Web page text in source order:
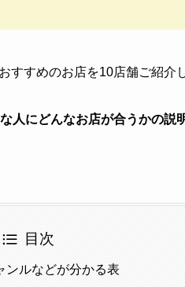
すすめのお店を10店舗ご紹介
人にどんなお店が合うかの説
目次
ンルなどが分かる表